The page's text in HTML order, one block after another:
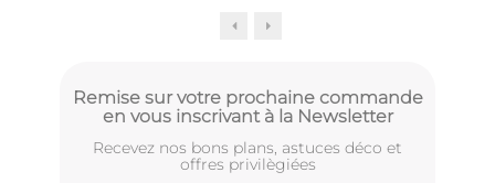
Remise sur votre prochaine commande
en vous inscrivant à la Newsletter
Recevez nos bons plans, astuces déco et
offres privilègiées